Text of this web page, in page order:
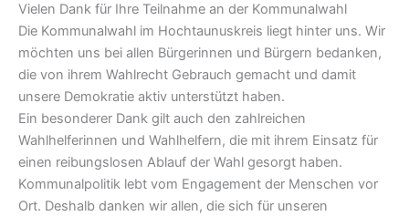
Vielen Dank für Ihre Teilnahme an der Kommunalwahl
Die Kommunalwahl im Hochtaunuskreis liegt hinter uns. Wir
möchten uns bei allen Bürgerinnen und Bürgern bedanken,
die von ihrem Wahlrecht Gebrauch gemacht und damit
unsere Demokratie aktiv unterstützt haben.
Ein besonderer Dank gilt auch den zahlreichen
Wahlhelferinnen und Wahlhelfern, die mit ihrem Einsatz für
einen reibungslosen Ablauf der Wahl gesorgt haben.
Kommunalpolitik lebt vom Engagement der Menschen vor
Ort. Deshalb danken wir allen, die sich für unseren